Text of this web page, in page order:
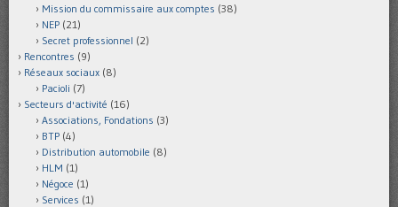
Mission du commissaire aux comptes (38)
NEP (21)
Secret professionnel (2)
Rencontres (9)
Réseaux sociaux (8)
Pacioli (7)
Secteurs d'activité (16)
Associations, Fondations (3)
BTP (4)
Distribution automobile (8)
HLM (1)
Négoce (1)
Services (1)